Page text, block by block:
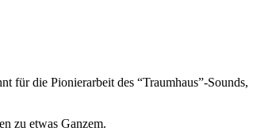
für die Pionierarbeit des “Traumhaus”-Sounds,
zu etwas Ganzem.